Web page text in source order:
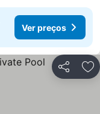
Ver preços
Partilhar